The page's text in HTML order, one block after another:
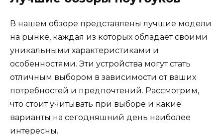
В нашем обзоре представлены лучшие модели
на рынке, каждая из которых обладает своими
уникальными характеристиками и
особенностями. Эти устройства могут стать
отличным выбором в зависимости от ваших
потребностей и предпочтений. Рассмотрим,
что стоит учитывать при выборе и какие
варианты на сегодняшний день наиболее
интересны.